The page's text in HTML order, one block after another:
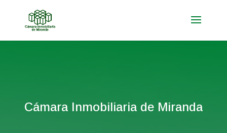
Cámara Inmobiliaria de Miranda